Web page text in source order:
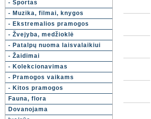
- Sportas
- Muzika, filmai, knygos
- Ekstremalios pramogos
- Žvejyba, medžioklė
- Patalpų nuoma laisvalaikiui
- Žaidimai
- Kolekcionavimas
- Pramogos vaikams
- Kitos pramogos
Fauna, flora
Dovanojama